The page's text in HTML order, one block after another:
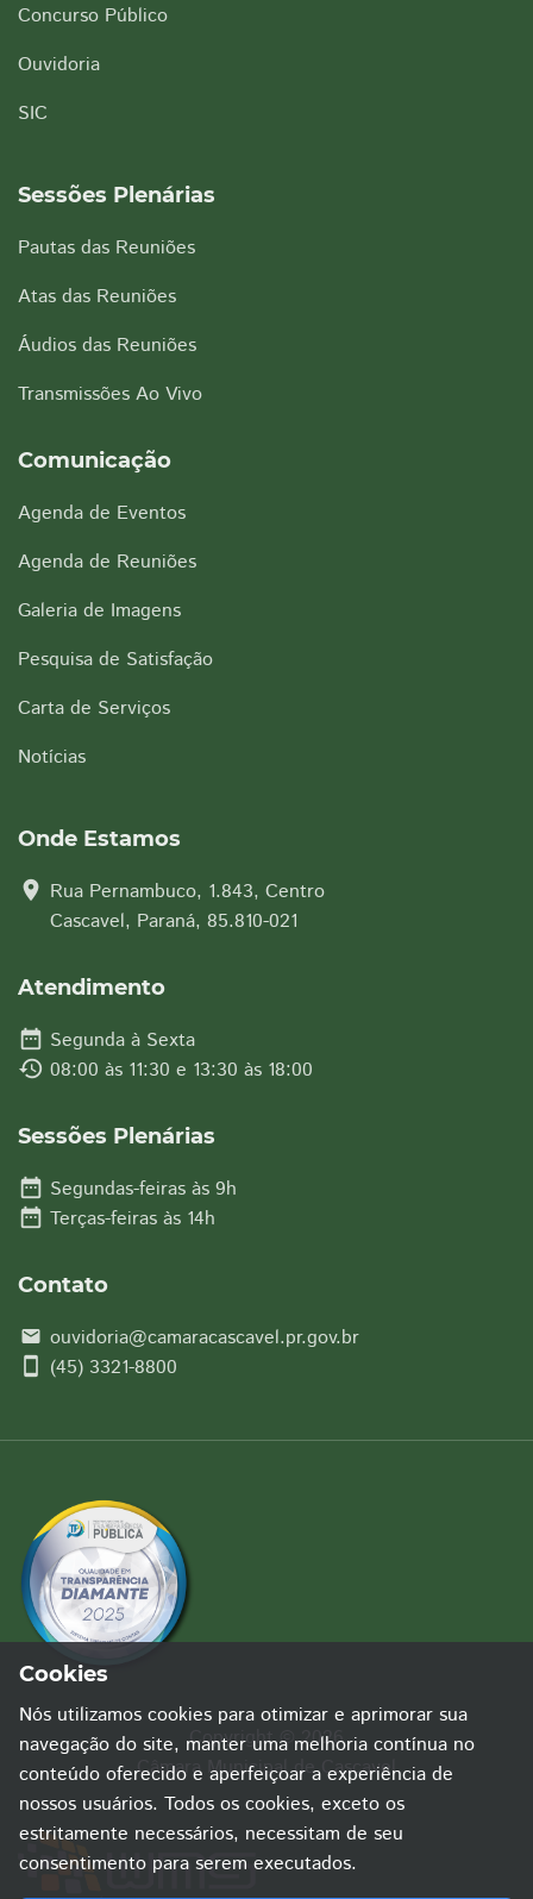
Concurso Público
Ouvidoria
SIC
Sessões Plenárias
Pautas das Reuniões
Atas das Reuniões
Áudios das Reuniões
Transmissões Ao Vivo
Comunicação
Agenda de Eventos
Agenda de Reuniões
Galeria de Imagens
Pesquisa de Satisfação
Carta de Serviços
Notícias
Onde Estamos
location_on Rua Pernambuco, 1.843, Centro
Cascavel, Paraná, 85.810-021
Atendimento
date_range Segunda à Sexta
history 08:00 às 11:30 e 13:30 às 18:00
Sessões Plenárias
date_range Segundas-feiras às 9h
date_range Terças-feiras às 14h
Contato
email ouvidoria@camaracascavel.pr.gov.br
smartphone (45) 3321-8800
Copyright © 2026
Câmara Municipal de Cascavel
Cookies
Nós utilizamos cookies para otimizar e aprimorar sua
navegação do site, manter uma melhoria contínua no
conteúdo oferecido e aperfeiçoar a experiência de
nossos usuários. Todos os cookies, exceto os
estritamente necessários, necessitam de seu
consentimento para serem executados.